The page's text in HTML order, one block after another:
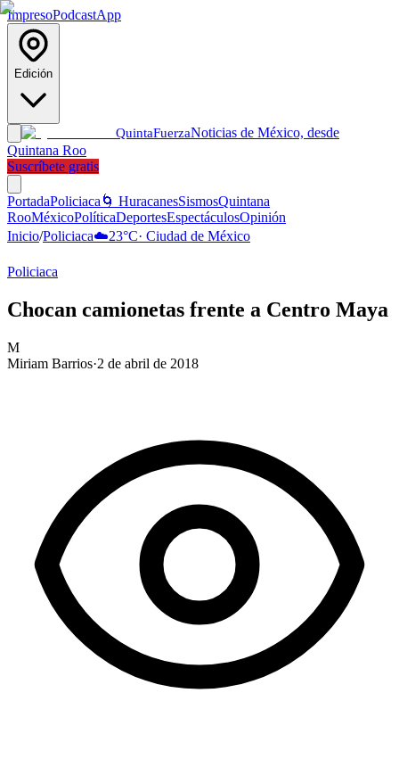
ImpresoPodcastApp
Edición
QuintaFuerzaNoticias de México, desde
Quintana Roo
Suscríbete gratis
PortadaPoliciaca 🌀 HuracanesSismosQuintana
RooMéxicoPolíticaDeportesEspectáculosOpinión
Inicio/Policiaca☁️23°C· Ciudad de México
Policiaca
Chocan camionetas frente a Centro Maya
M
Miriam Barrios·2 de abril de 2018